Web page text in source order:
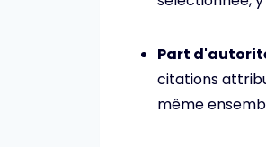
Part
citations
même